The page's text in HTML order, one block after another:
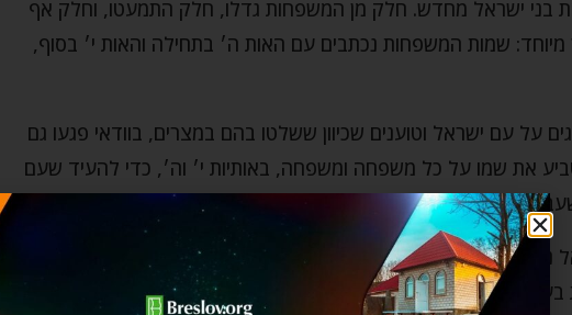
בני ישראל מחדש. חלק מן המשפחות גדלו, חלק התמעטו, וחלק אף
מיוחד: שמות המשפחות נכתבים עם האות ה׳ בתחילה והאות י׳ בסוף,
על עם ישראל וטוענים שכיוון ששלטו בהם במצרים, בוודאי פגעו גם
את שמו על כל משפחה ומשפחה, באותיות י׳ וה׳, כדי להעיד שעם
מצרים.
נמצא בגלות, גם כאשר הוא מוקף בטומאה, בלחץ ובשנאה, הקב״ה מעיד
בעם ישראל שאינה נאבדת, גם בזמנים הקשים ביותר.